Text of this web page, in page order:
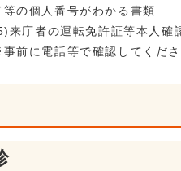
等の個人番号がわかる書類
来庁者の運転免許証等本人確
前に電話等で確認してくださ